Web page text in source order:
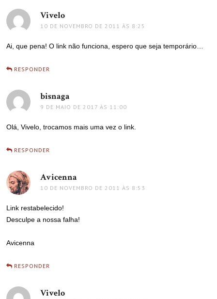
Vivelo
10 DE NOVEMBRO DE 2011 ÀS 8:25
Ai, que pena! O link não funciona, espero que seja temporário…
RESPONDER
bisnaga
9 DE MAIO DE 2017 ÀS 11:00
Olá, Vivelo, trocamos mais uma vez o link.
RESPONDER
Avicenna
10 DE NOVEMBRO DE 2011 ÀS 8:53
Link restabelecido!
Desculpe a nossa falha!
Avicenna
RESPONDER
Vivelo